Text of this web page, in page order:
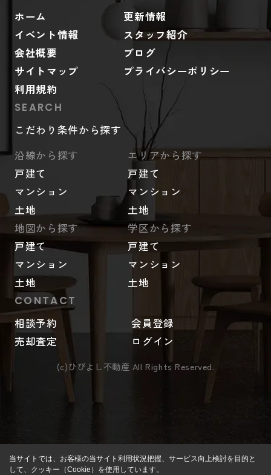
ホーム
更新情報
イベント情報
スタッフ紹介
会社概要
ブログ
サイトマップ
プライバシーポリシー
利用規約
SEARCH
こだわり条件から探す
沿線から探す
戸建て
マンション
土地
エリアから探す
戸建て
マンション
土地
地図から探す
戸建て
マンション
土地
学区から探す
戸建て
マンション
土地
CONTACT
相談予約
会員登録
売却査定
ログイン
(c)ひびよし不動産 All Rights Reserved.
当サイトでは、お客様の当サイト利用状況把握、サービス向上検討を目的と
して、クッキー（Cookie）を使用しています。